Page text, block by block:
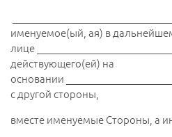
именуемое(ый, ая) в
лице
действующего(ей) на
основании
с другой стороны,
вместе именуемые Стороны, а